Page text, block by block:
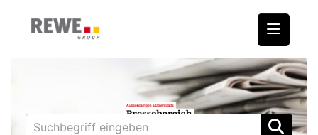
REWE International AG
BILLA